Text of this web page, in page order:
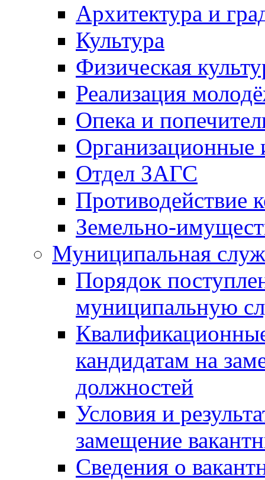
Архитектура и
Культура
Физическая
Реализация
Опека и
Отдел ЗАГС
Противодействие
Земельно-
Муниципальная
Порядок
муниципальную
кандидатам на
должностей
Условия и
замещение
Сведения о